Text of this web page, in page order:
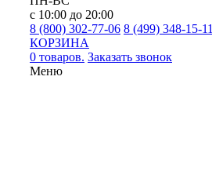
с 10:00 до 20:00
8 (800) 302-77-06 8 (499) 348-15-11
КОРЗИНА
0 товаров. Заказать звонок
Меню